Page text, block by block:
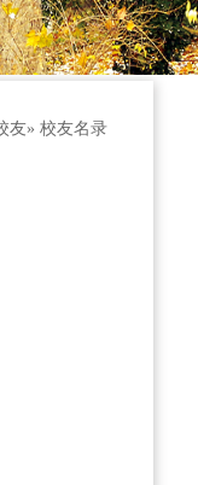
友» 校友名录